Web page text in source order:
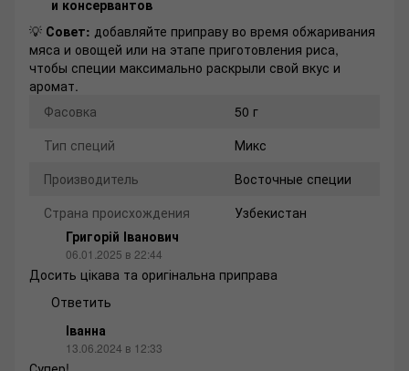
и консервантов
💡 Совет: добавляйте приправу во время обжаривания
мяса и овощей или на этапе приготовления риса,
чтобы специи максимально раскрыли свой вкус и
аромат.
Фасовка
50 г
Тип специй
Микс
Производитель
Восточные специи
Страна происхождения
Узбекистан
Григорій Іванович
06.01.2025 в 22:44
Досить цікава та оригінальна приправа
Ответить
Іванна
13.06.2024 в 12:33